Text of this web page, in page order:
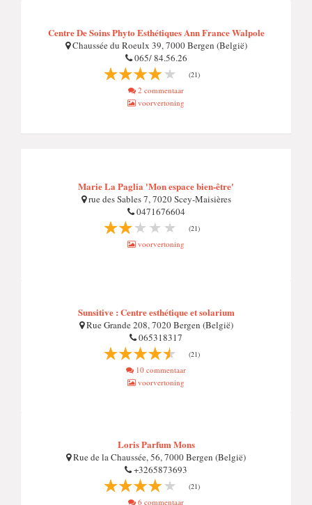
Centre De Soins Phyto Esthétiques Ann France Walpole
Chaussée du Roeulx 39, 7000 Bergen (België)
065/ 84.56.26
(21)
2 commentaar
voorvertoning
Marie La Paglia 'Mon espace bien-être'
rue des Sables 7, 7020 Scey-Maisières
0471676604
(21)
voorvertoning
Sunsitive : Centre esthétique et solarium
Rue Grande 208, 7020 Bergen (België)
065318317
(21)
10 commentaar
voorvertoning
Loris Parfum Mons
Rue de la Chaussée, 56, 7000 Bergen (België)
+3265873693
(21)
6 commentaar